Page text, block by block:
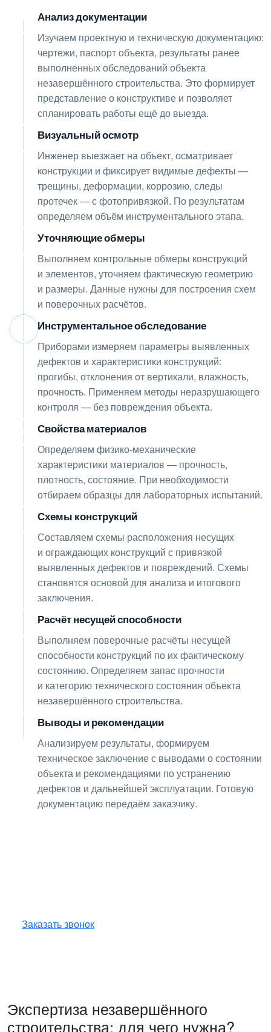
01 Анализ документации
Изучаем проектную и техническую документацию:
чертежи, паспорт объекта, результаты ранее
выполненных обследований объекта
незавершённого строительства. Это формирует
представление о конструктиве и позволяет
спланировать работы ещё до выезда.
Визуальный осмотр
Инженер выезжает на объект, осматривает
конструкции и фиксирует видимые дефекты —
трещины, деформации, коррозию, следы
протечек — с фотопривязкой. По результатам
определяем объём инструментального этапа.
Уточняющие обмеры
Выполняем контрольные обмеры конструкций
и элементов, уточняем фактическую геометрию
и размеры. Данные нужны для построения схем
и поверочных расчётов.
Инструментальное обследование
Приборами измеряем параметры выявленных
дефектов и характеристики конструкций:
прогибы, отклонения от вертикали, влажность,
прочность. Применяем методы неразрушающего
контроля — без повреждения объекта.
05 Свойства материалов
Определяем физико-механические
характеристики материалов — прочность,
плотность, состояние. При необходимости
отбираем образцы для лабораторных испытаний.
Схемы конструкций
Составляем схемы расположения несущих
и ограждающих конструкций с привязкой
выявленных дефектов и повреждений. Схемы
становятся основой для анализа и итогового
заключения.
Расчёт несущей способности
Выполняем поверочные расчёты несущей
способности конструкций по их фактическому
состоянию. Определяем запас прочности
и категорию технического состояния объекта
незавершённого строительства.
Выводы и рекомендации
Анализируем результаты, формируем
техническое заключение с выводами о состоянии
объекта и рекомендациями по устранению
дефектов и дальнейшей эксплуатации. Готовую
документацию передаём заказчику.
Заказать звонок
Экспертиза незавершённого
строительства: для чего нужна?